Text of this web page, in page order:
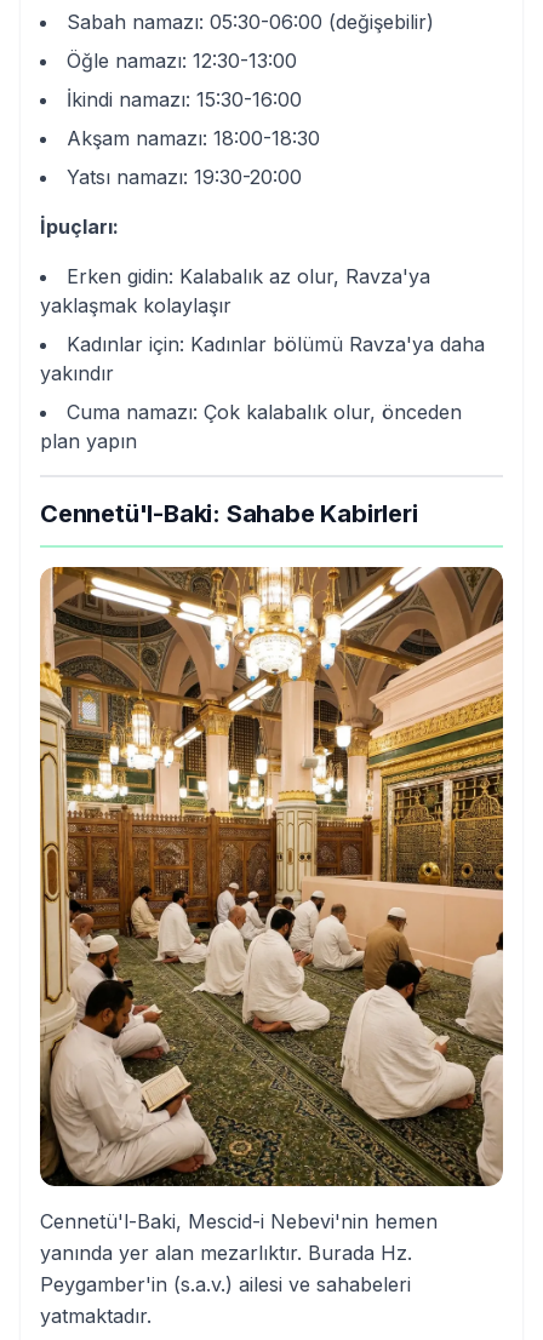
Sabah namazı: 05:30-06:00 (değişebilir)
Öğle namazı: 12:30-13:00
İkindi namazı: 15:30-16:00
Akşam namazı: 18:00-18:30
Yatsı namazı: 19:30-20:00
İpuçları:
Erken gidin: Kalabalık az olur, Ravza'ya
yaklaşmak kolaylaşır
Kadınlar için: Kadınlar bölümü Ravza'ya daha
yakındır
Cuma namazı: Çok kalabalık olur, önceden
plan yapın
Cennetü'l-Baki: Sahabe Kabirleri
Cennetü'l-Baki, Mescid-i Nebevi'nin hemen
yanında yer alan mezarlıktır. Burada Hz.
Peygamber'in (s.a.v.) ailesi ve sahabeleri
yatmaktadır.